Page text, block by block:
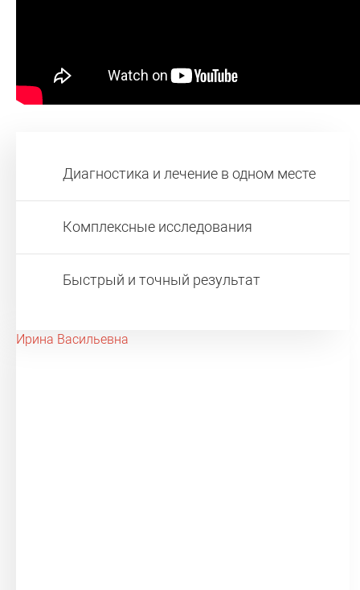
Диагностика и лечение в одном месте
Комплексные исследования
Быстрый и точный результат